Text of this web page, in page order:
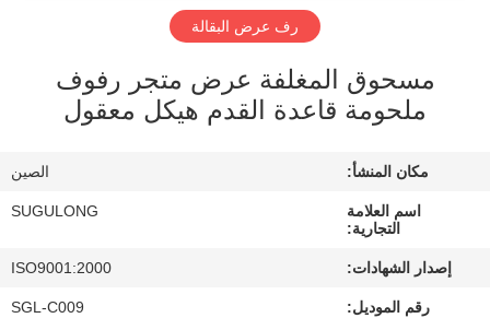
المعمل
ضبط
الجودة
رف عرض البقالة
مسحوق المغلفة عرض متجر رفوف
ملحومة قاعدة القدم هيكل معقول
مكان المنشأ: الصين
اسم العلامة
التجارية:
SUGULONG
إصدار الشهادات: ISO9001:2000
رقم الموديل: SGL-C009